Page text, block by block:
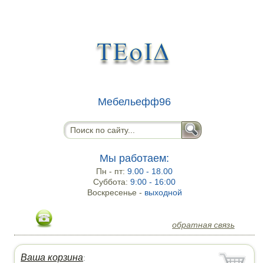
Мебельефф96
Мы работаем:
Пн - пт:9.00 - 18.00
Суббота:9:00 - 16:00
Воскресенье - выходной
обратная связь
Ваша корзина: